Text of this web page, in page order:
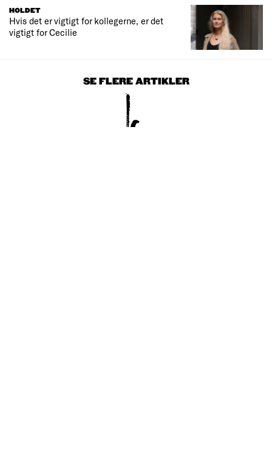
HOLDET
Hvis det er vigtigt for kollegerne, er det
vigtigt for Cecilie
SE FLERE ARTIKLER